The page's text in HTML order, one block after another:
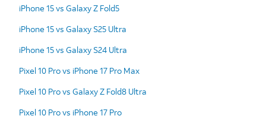
iPhone 15 vs Galaxy Z Fold5
iPhone 15 vs Galaxy S25 Ultra
iPhone 15 vs Galaxy S24 Ultra
Pixel 10 Pro vs iPhone 17 Pro Max
Pixel 10 Pro vs Galaxy Z Fold8 Ultra
Pixel 10 Pro vs iPhone 17 Pro